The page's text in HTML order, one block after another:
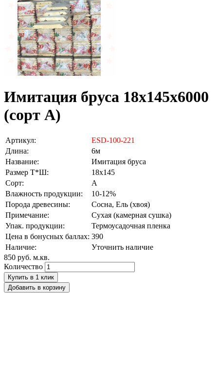
Имитация бруса 18х145х6000
(сорт А)
Артикул:
ESD-100-221
Длина:
6м
Название:
Имитация бруса
Размер Т*Ш:
18х145
Сорт:
A
Влажность продукции:
10-12%
Порода древесины:
Сосна, Ель (хвоя)
Примечание:
Сухая (камерная сушка)
Упак. продукции:
Термоусадочная пленка
Цена в бонусных баллах: 390
Наличие:
Уточнить наличие
850 руб. м.кв.
Количество
Купить в 1 клик
Добавить в корзину